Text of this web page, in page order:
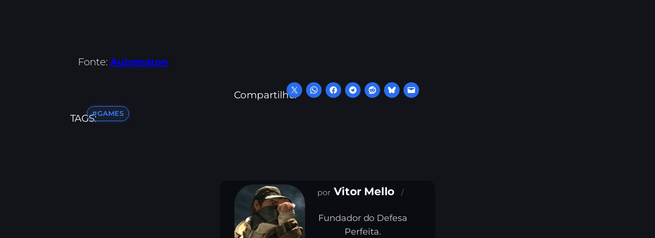
Fonte: Automaton
Compartilhe:
TAGS:#GAMES
Vitor Mello
Fundador do Defesa
Perfeita.